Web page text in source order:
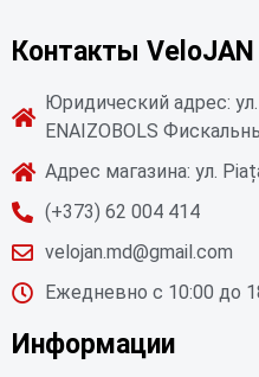
Контакты VeloJAN
Юридический адрес: ул.
ENAIZOBOLS
Адрес магазина: ул.
(+373) 62 004 414
velojan.md@gmail.com
Ежедневно с 10:00 до
Информации